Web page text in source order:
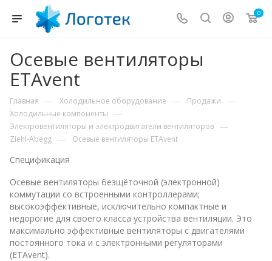
0
Осевые вентиляторы
ETAvent
Главная — Холодильное оборудование — Продажи —
Холодильные компоненты —
Электровентиляторы и электродвигатели вентиляторов —
Ziehl-Abegg — Осевые вентиляторы ETAvent
Спецификация
Осевые вентиляторы безщёточной (электронной)
коммутации со встроенными контроллерами;
высокоэффективные, исключительно компактные и
недорогие для своего класса устройства вентиляции. Это
максимально эффективные вентиляторы с двигателями
постоянного тока и с электронными регуляторами
(ETAvent).